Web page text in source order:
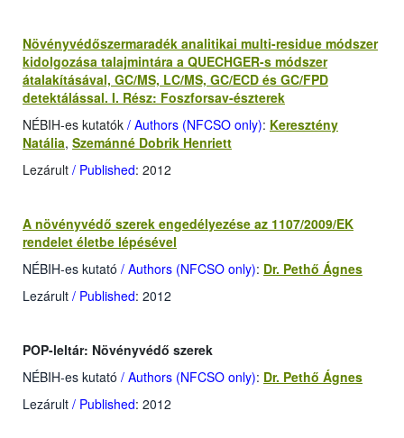
Növényvédőszermaradék analitikai multi-residue módszer
kidolgozása talajmintára a QUECHGER-s módszer
átalakításával, GC/MS, LC/MS, GC/ECD és GC/FPD
detektálással. I. Rész: Foszforsav-észterek
NÉBIH-es kutatók / Authors (NFCSO only): Keresztény
Natália, Szemánné Dobrik Henriett
Lezárult / Published: 2012
A növényvédő szerek engedélyezése az 1107/2009/EK
rendelet életbe lépésével
NÉBIH-es kutató / Authors (NFCSO only): Dr. Pethő Ágnes
Lezárult / Published: 2012
POP-leltár: Növényvédő szerek
NÉBIH-es kutató / Authors (NFCSO only): Dr. Pethő Ágnes
Lezárult / Published: 2012